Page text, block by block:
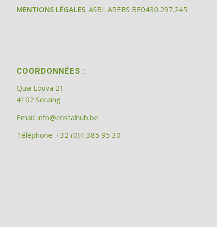
MENTIONS LÉGALES: ASBL AREBS BE0430.297.245
COORDONNÉES :
Quai Louva 21
4102 Seraing
Email: info@cristalhub.be
Téléphone: +32 (0)4 385 95 30